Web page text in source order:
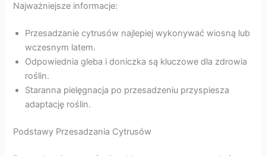
Najważniejsze informacje:
Przesadzanie cytrusów najlepiej wykonywać wiosną lub
wczesnym latem.
Odpowiednia gleba i doniczka są kluczowe dla zdrowia
roślin.
Staranna pielęgnacja po przesadzeniu przyspiesza
adaptację roślin.
Podstawy Przesadzania Cytrusów